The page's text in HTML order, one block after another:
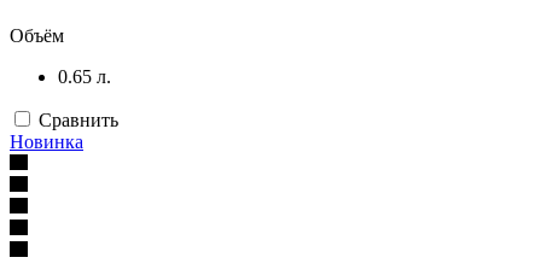
Объём
0.65 л.
Сравнить
Новинка